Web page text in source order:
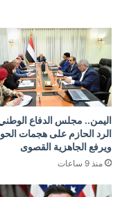
اليمن.. مجلس الدفاع
الرد الحازم على هجمات
ويرفع الجاهزية القصوى
منذ 9 ساعات